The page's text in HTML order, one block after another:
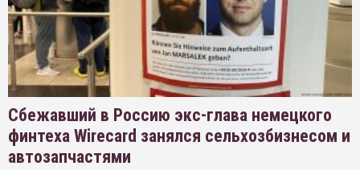
Сбежавший в Россию экс-глава немецкого
финтеха Wirecard занялся сельхозбизнесом и
автозапчастями